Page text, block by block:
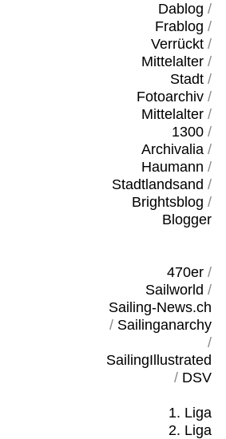
Dablog /
Frablog /
Verrückt/
Mittelalter/
Stadt/
Fotoarchiv/
Mittelalter/
1300/
Archivalia/
Haumann /
Stadtlandsand /
Brightsblog /
Blogger
470er/
Sailworld /
Sailing-News.ch
/ Sailinganarchy
/
SailingIllustrated
/ DSV
1. Liga
2. Liga